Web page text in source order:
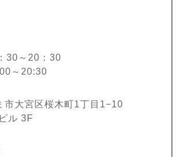
30～20：30
～20:30
市大宮区桜木町1丁目1−10
ル 3F